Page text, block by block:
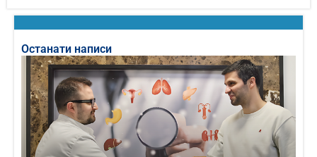
Останати написи